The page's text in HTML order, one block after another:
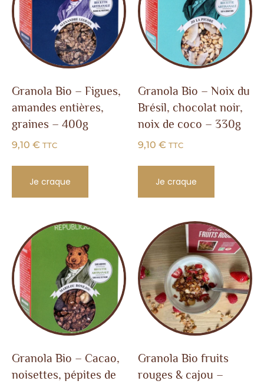
Granola Bio – Figues,
amandes entières,
graines – 400g
9,10 € TTC
Je craque
Granola Bio – Noix du
Brésil, chocolat noir,
noix de coco – 330g
9,10 € TTC
Je craque
Granola Bio – Cacao,
noisettes, pépites de
Granola Bio fruits
rouges & cajou –